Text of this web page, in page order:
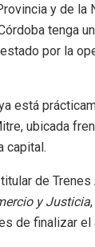
y de la
tenga
por la
está
ubicada
capital.
de Trenes
y Justicia
de finalizar el